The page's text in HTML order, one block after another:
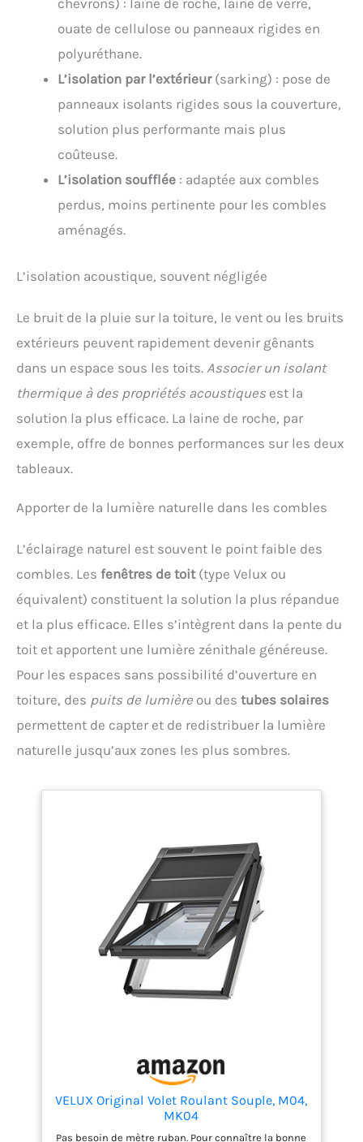
chevrons) : laine de roche, laine de verre,
ouate de cellulose ou panneaux rigides en
polyuréthane.
L’isolation par l’extérieur(sarking) : pose de
panneaux isolants rigides sous la couverture,
solution plus performante mais plus
coûteuse.
L’isolation soufflée : adaptée aux combles
perdus, moins pertinente pour les combles
aménagés.
L’isolation acoustique, souvent négligée
Le bruit de la pluie sur la toiture, le vent ou les bruits
extérieurs peuvent rapidement devenir gênants
dans un espace sous les toits. Associer un isolant
thermique à des propriétés acoustiques est la
solution la plus efficace. La laine de roche, par
exemple, offre de bonnes performances sur les deux
tableaux.
Apporter de la lumière naturelle dans les combles
L’éclairage naturel est souvent le point faible des
combles. Les fenêtres de toit(type Velux ou
équivalent) constituent la solution la plus répandue
et la plus efficace. Elles s’intègrent dans la pente du
toit et apportent une lumière zénithale généreuse.
Pour les espaces sans possibilité d’ouverture en
toiture, des puits de lumière ou des tubes solaires
permettent de capter et de redistribuer la lumière
naturelle jusqu’aux zones les plus sombres.
VELUX Original Volet Roulant Souple, M04,
MK04
Pas besoin de mètre ruban. Pour connaître la bonne